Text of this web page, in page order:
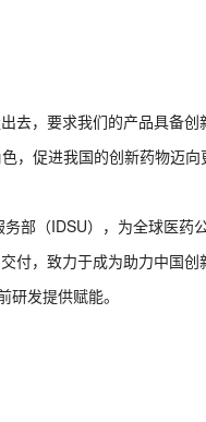
去，要求我们的产品具备
，促进我国的创新药物迈向
部（IDSU），为全球医药
付，致力于成为助力中国
研发提供赋能。